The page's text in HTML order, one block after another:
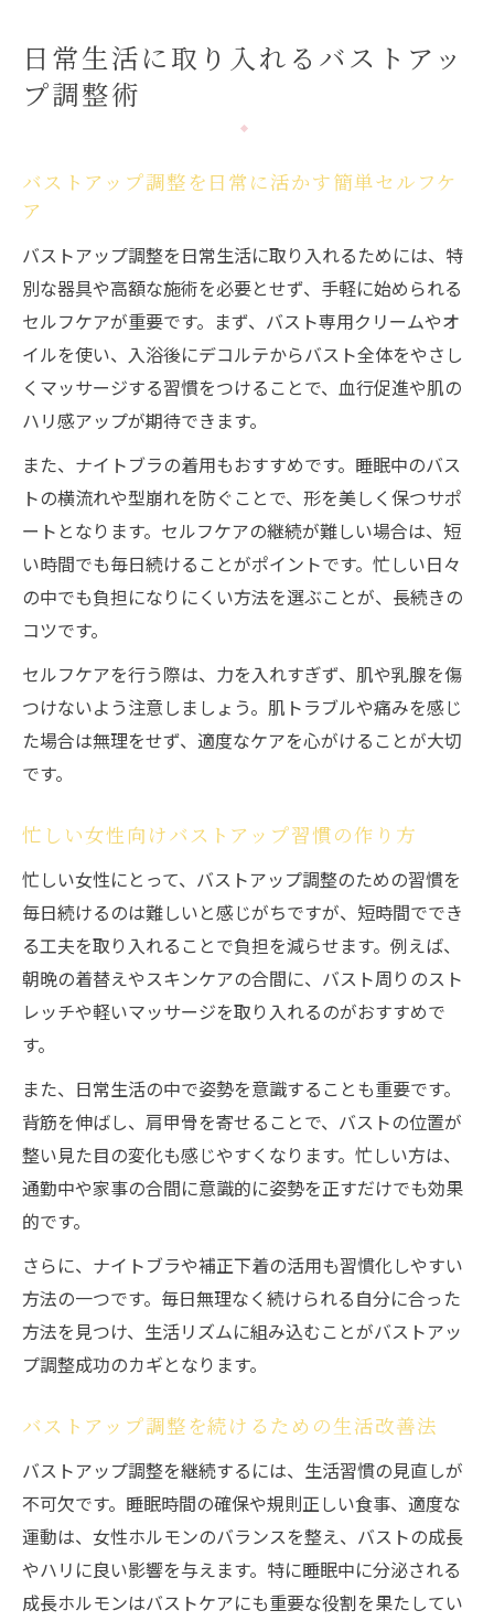
日常生活に取り入れるバストアッ
プ調整術
バストアップ調整を日常に活かす簡単セルフケ
ア
バストアップ調整を日常生活に取り入れるためには、特
別な器具や高額な施術を必要とせず、手軽に始められる
セルフケアが重要です。まず、バスト専用クリームやオ
イルを使い、入浴後にデコルテからバスト全体をやさし
くマッサージする習慣をつけることで、血行促進や肌の
ハリ感アップが期待できます。
また、ナイトブラの着用もおすすめです。睡眠中のバス
トの横流れや型崩れを防ぐことで、形を美しく保つサポ
ートとなります。セルフケアの継続が難しい場合は、短
い時間でも毎日続けることがポイントです。忙しい日々
の中でも負担になりにくい方法を選ぶことが、長続きの
コツです。
セルフケアを行う際は、力を入れすぎず、肌や乳腺を傷
つけないよう注意しましょう。肌トラブルや痛みを感じ
た場合は無理をせず、適度なケアを心がけることが大切
です。
忙しい女性向けバストアップ習慣の作り方
忙しい女性にとって、バストアップ調整のための習慣を
毎日続けるのは難しいと感じがちですが、短時間ででき
る工夫を取り入れることで負担を減らせます。例えば、
朝晩の着替えやスキンケアの合間に、バスト周りのスト
レッチや軽いマッサージを取り入れるのがおすすめで
す。
また、日常生活の中で姿勢を意識することも重要です。
背筋を伸ばし、肩甲骨を寄せることで、バストの位置が
整い見た目の変化も感じやすくなります。忙しい方は、
通勤中や家事の合間に意識的に姿勢を正すだけでも効果
的です。
さらに、ナイトブラや補正下着の活用も習慣化しやすい
方法の一つです。毎日無理なく続けられる自分に合った
方法を見つけ、生活リズムに組み込むことがバストアッ
プ調整成功のカギとなります。
バストアップ調整を続けるための生活改善法
バストアップ調整を継続するには、生活習慣の見直しが
不可欠です。睡眠時間の確保や規則正しい食事、適度な
運動は、女性ホルモンのバランスを整え、バストの成長
やハリに良い影響を与えます。特に睡眠中に分泌される
成長ホルモンはバストケアにも重要な役割を果たしてい